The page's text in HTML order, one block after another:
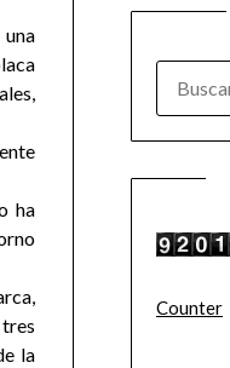
ha
la
Counter